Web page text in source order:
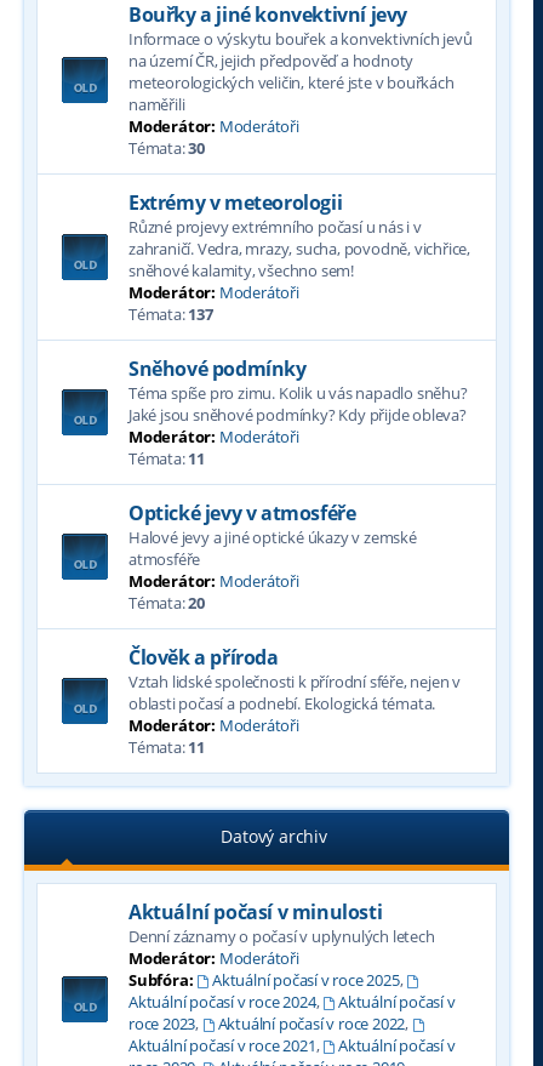
Bouřky a jiné konvektivní jevy
Informace o výskytu bouřek a konvektivních jevů
na území ČR, jejich předpověď a hodnoty
meteorologických veličin, které jste v bouřkách
naměřili
Moderátor: Moderátoři
Témata:30
Extrémy v meteorologii
Různé projevy extrémního počasí u nás i v
zahraničí. Vedra, mrazy, sucha, povodně, vichřice,
sněhové kalamity, všechno sem!
Moderátor: Moderátoři
Témata:137
Sněhové podmínky
Téma spíše pro zimu. Kolik u vás napadlo sněhu?
Jaké jsou sněhové podmínky? Kdy přijde obleva?
Moderátor: Moderátoři
Témata:11
Optické jevy v atmosféře
Halové jevy a jiné optické úkazy v zemské
atmosféře
Moderátor: Moderátoři
Témata:20
Člověk a příroda
Vztah lidské společnosti k přírodní sféře, nejen v
oblasti počasí a podnebí. Ekologická témata.
Moderátor: Moderátoři
Témata:11
Datový archiv
Aktuální počasí v minulosti
Denní záznamy o počasí v uplynulých letech
Moderátor: Moderátoři
Subfóra:
Aktuální počasí v roce 2025,
Aktuální počasí v roce 2024,
Aktuální počasí v
roce 2023, Aktuální počasí v roce 2022,
Aktuální počasí v roce 2021,
Aktuální počasí v